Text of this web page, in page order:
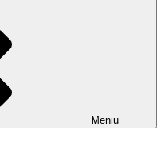
Meniu